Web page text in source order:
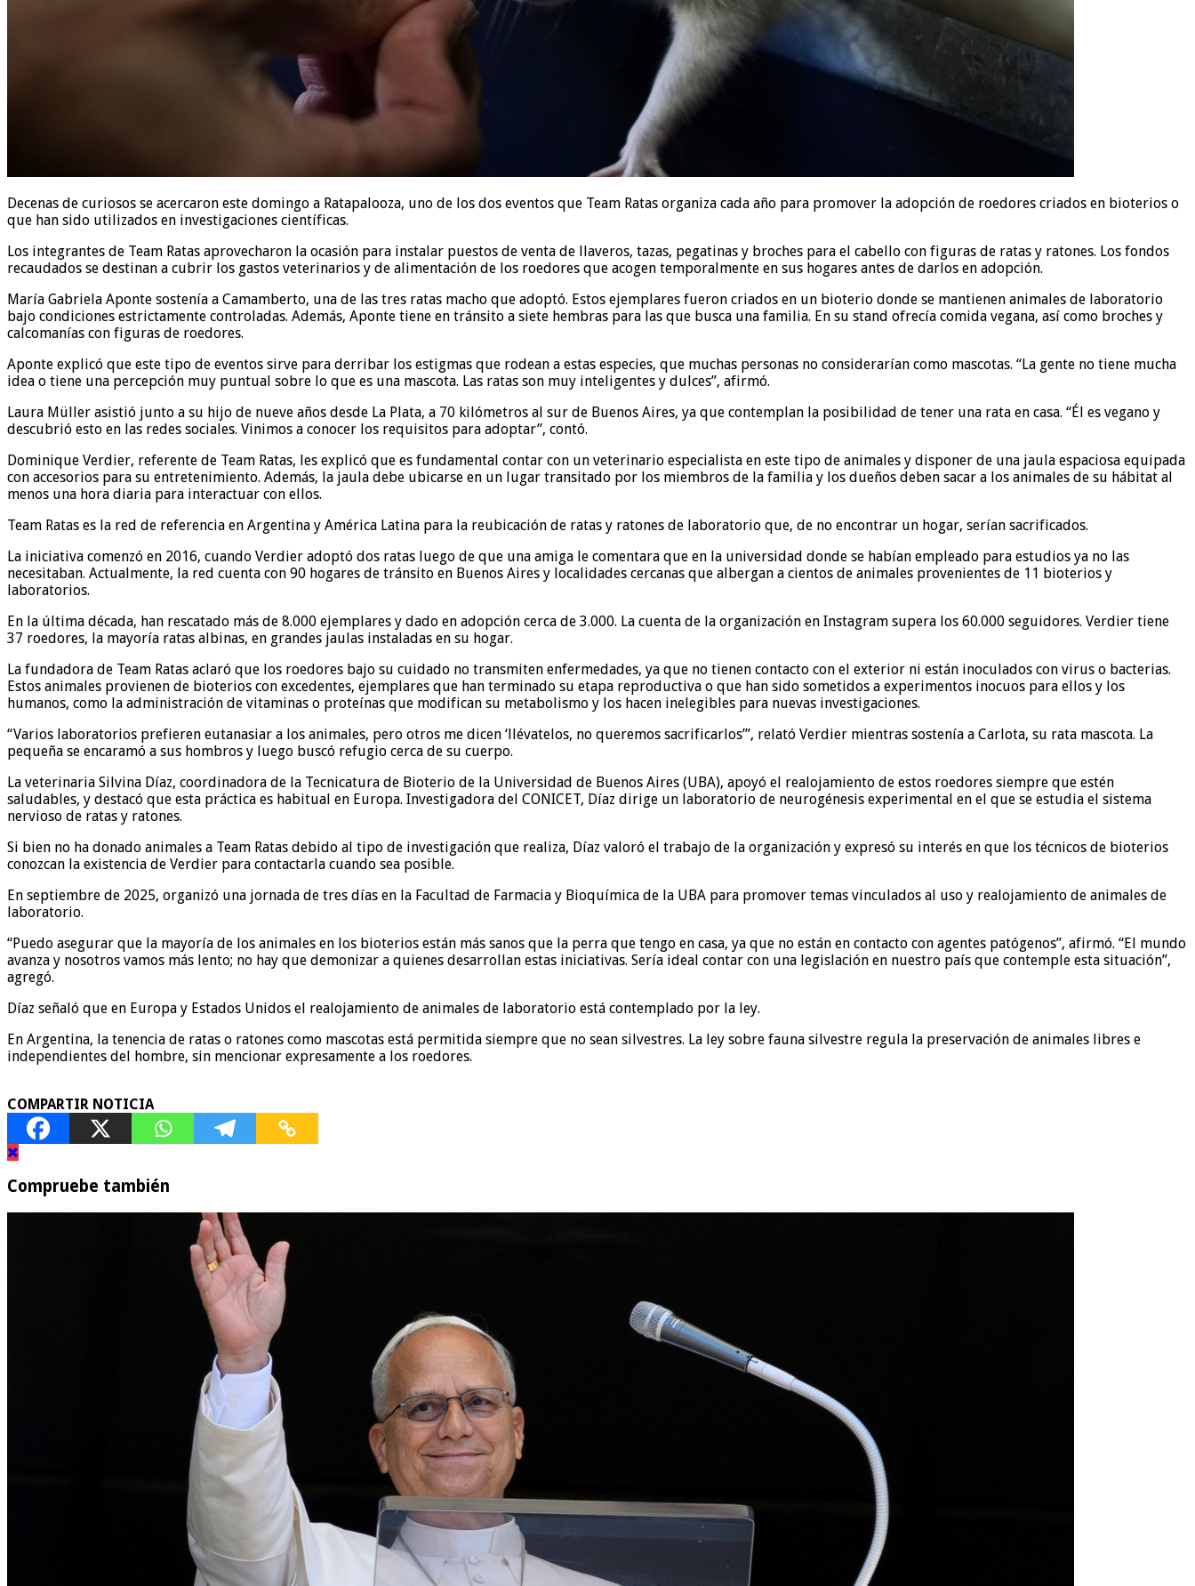
Decenas de curiosos se acercaron este domingo a Ratapalooza, uno de los dos eventos que Team Ratas organiza cada año para promover la adopción de roedores criados en bioterios o
que han sido utilizados en investigaciones científicas.
Los integrantes de Team Ratas aprovecharon la ocasión para instalar puestos de venta de llaveros, tazas, pegatinas y broches para el cabello con figuras de ratas y ratones. Los fondos
recaudados se destinan a cubrir los gastos veterinarios y de alimentación de los roedores que acogen temporalmente en sus hogares antes de darlos en adopción.
María Gabriela Aponte sostenía a Camamberto, una de las tres ratas macho que adoptó. Estos ejemplares fueron criados en un bioterio donde se mantienen animales de laboratorio
bajo condiciones estrictamente controladas. Además, Aponte tiene en tránsito a siete hembras para las que busca una familia. En su stand ofrecía comida vegana, así como broches y
calcomanías con figuras de roedores.
Aponte explicó que este tipo de eventos sirve para derribar los estigmas que rodean a estas especies, que muchas personas no considerarían como mascotas. “La gente no tiene mucha
idea o tiene una percepción muy puntual sobre lo que es una mascota. Las ratas son muy inteligentes y dulces”, afirmó.
Laura Müller asistió junto a su hijo de nueve años desde La Plata, a 70 kilómetros al sur de Buenos Aires, ya que contemplan la posibilidad de tener una rata en casa. “Él es vegano y
descubrió esto en las redes sociales. Vinimos a conocer los requisitos para adoptar”, contó.
Dominique Verdier, referente de Team Ratas, les explicó que es fundamental contar con un veterinario especialista en este tipo de animales y disponer de una jaula espaciosa equipada
con accesorios para su entretenimiento. Además, la jaula debe ubicarse en un lugar transitado por los miembros de la familia y los dueños deben sacar a los animales de su hábitat al
menos una hora diaria para interactuar con ellos.
Team Ratas es la red de referencia en Argentina y América Latina para la reubicación de ratas y ratones de laboratorio que, de no encontrar un hogar, serían sacrificados.
La iniciativa comenzó en 2016, cuando Verdier adoptó dos ratas luego de que una amiga le comentara que en la universidad donde se habían empleado para estudios ya no las
necesitaban. Actualmente, la red cuenta con 90 hogares de tránsito en Buenos Aires y localidades cercanas que albergan a cientos de animales provenientes de 11 bioterios y
laboratorios.
En la última década, han rescatado más de 8.000 ejemplares y dado en adopción cerca de 3.000. La cuenta de la organización en Instagram supera los 60.000 seguidores. Verdier tiene
37 roedores, la mayoría ratas albinas, en grandes jaulas instaladas en su hogar.
La fundadora de Team Ratas aclaró que los roedores bajo su cuidado no transmiten enfermedades, ya que no tienen contacto con el exterior ni están inoculados con virus o bacterias.
Estos animales provienen de bioterios con excedentes, ejemplares que han terminado su etapa reproductiva o que han sido sometidos a experimentos inocuos para ellos y los
humanos, como la administración de vitaminas o proteínas que modifican su metabolismo y los hacen inelegibles para nuevas investigaciones.
“Varios laboratorios prefieren eutanasiar a los animales, pero otros me dicen ‘llévatelos, no queremos sacrificarlos’”, relató Verdier mientras sostenía a Carlota, su rata mascota. La
pequeña se encaramó a sus hombros y luego buscó refugio cerca de su cuerpo.
La veterinaria Silvina Díaz, coordinadora de la Tecnicatura de Bioterio de la Universidad de Buenos Aires (UBA), apoyó el realojamiento de estos roedores siempre que estén
saludables, y destacó que esta práctica es habitual en Europa. Investigadora del CONICET, Díaz dirige un laboratorio de neurogénesis experimental en el que se estudia el sistema
nervioso de ratas y ratones.
Si bien no ha donado animales a Team Ratas debido al tipo de investigación que realiza, Díaz valoró el trabajo de la organización y expresó su interés en que los técnicos de bioterios
conozcan la existencia de Verdier para contactarla cuando sea posible.
En septiembre de 2025, organizó una jornada de tres días en la Facultad de Farmacia y Bioquímica de la UBA para promover temas vinculados al uso y realojamiento de animales de
laboratorio.
“Puedo asegurar que la mayoría de los animales en los bioterios están más sanos que la perra que tengo en casa, ya que no están en contacto con agentes patógenos”, afirmó. “El mundo
avanza y nosotros vamos más lento; no hay que demonizar a quienes desarrollan estas iniciativas. Sería ideal contar con una legislación en nuestro país que contemple esta situación”,
agregó.
Díaz señaló que en Europa y Estados Unidos el realojamiento de animales de laboratorio está contemplado por la ley.
En Argentina, la tenencia de ratas o ratones como mascotas está permitida siempre que no sean silvestres. La ley sobre fauna silvestre regula la preservación de animales libres e
independientes del hombre, sin mencionar expresamente a los roedores.
COMPARTIR NOTICIA
Compruebe también